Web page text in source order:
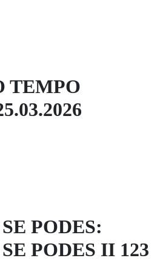
TEMPO
PODES:
PODES II 123